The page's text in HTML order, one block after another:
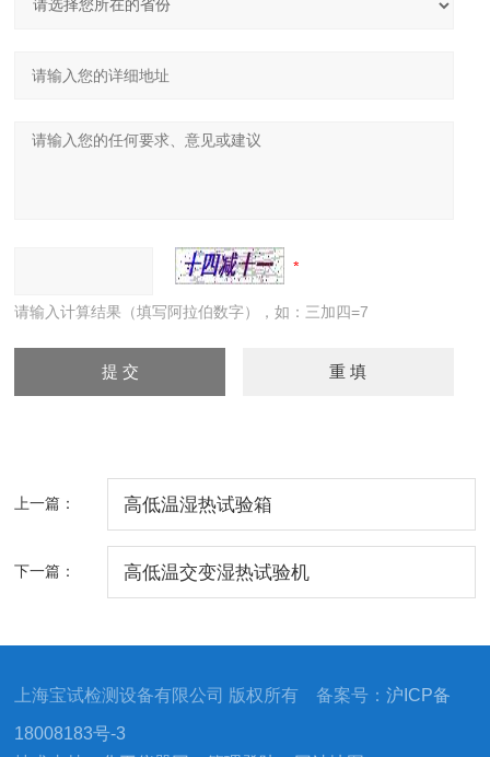
请输入计算结果（填写阿拉伯数字），如：三加四=7
上一篇： 高低温湿热试验箱
下一篇： 高低温交变湿热试验机
上海宝试检测设备有限公司 版权所有 备案号：沪ICP备
18008183号-3